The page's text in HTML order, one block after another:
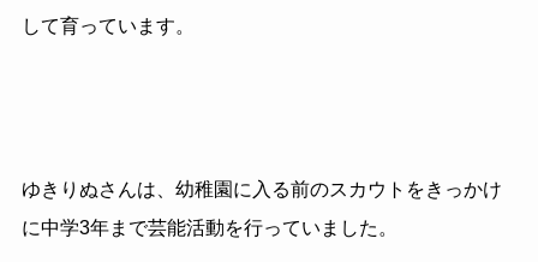
して育っています。
ゆきりぬさんは、幼稚園に入る前のスカウトをきっかけ
に中学3年まで芸能活動を行っていました。